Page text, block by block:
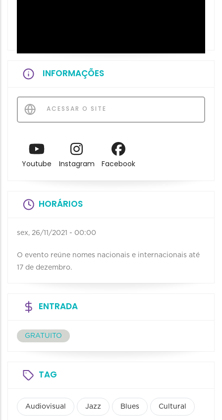
INFORMAÇÕES
ACESSAR O SITE
Youtube Instagram Facebook
HORÁRIOS
sex, 26/11/2021 - 00:00
O evento reúne nomes nacionais e internacionais até
17 de dezembro.
ENTRADA
GRATUITO
TAG
Audiovisual Jazz Blues Cultural